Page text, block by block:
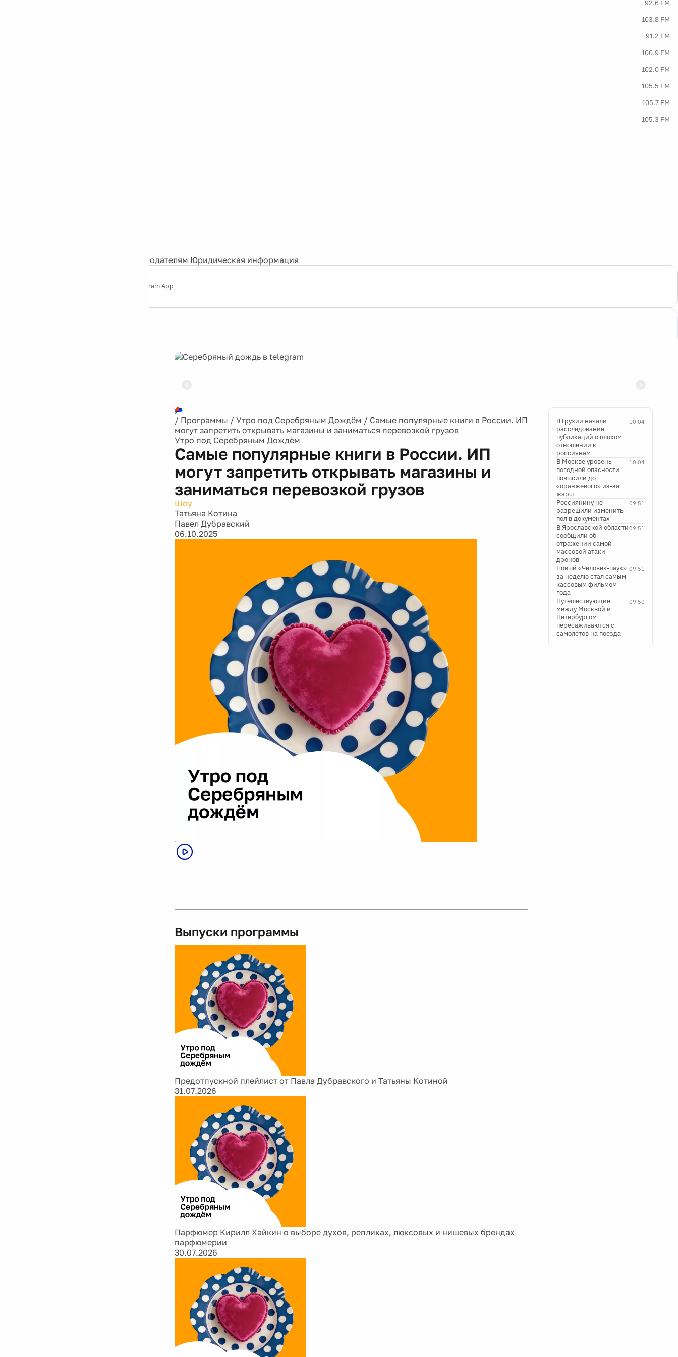
92.6 FM
103.8 FM
91.2 FM
100.9 FM
102.0 FM
105.5 FM
105.7 FM
105.3 FM
Рекламодателям Юридическая информация
Telegram App
/ Программы / Утро под Серебряным Дождём / Самые популярные книги в России. ИП
могут запретить открывать магазины и заниматься перевозкой грузов
Утро под Серебряным Дождём
Самые популярные книги в России. ИП
могут запретить открывать магазины и
заниматься перевозкой грузов
Шоу
Татьяна Котина
Павел Дубравский
06.10.2025
Выпуски программы
Предотпускной плейлист от Павла Дубравского и Татьяны Котиной
31.07.2026
Парфюмер Кирилл Хайкин о выборе духов, репликах, люксовых и нишевых брендах
парфюмерии
30.07.2026
10:04
В Грузии начали
расследование
публикаций о плохом
отношении к
россиянам
10:04
В Москве уровень
погодной опасности
повысили до
«оранжевого» из-за
жары
09:51
Россиянину не
разрешили изменить
пол в документах
09:51
В Ярославской области
сообщили об
отражении самой
массовой атаки
дронов
09:51
Новый «Человек-паук»
за неделю стал самым
кассовым фильмом
года
09:50
Путешествующие
между Москвой и
Петербургом
пересаживаются с
самолетов на поезда